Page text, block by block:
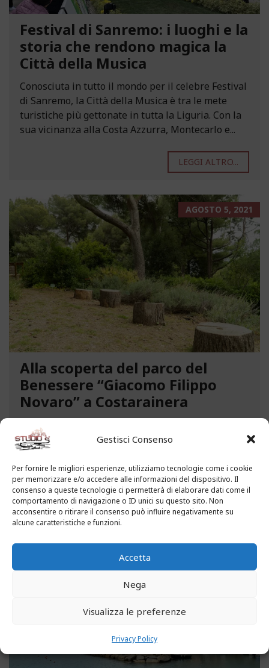
Gestisci Consenso
Per fornire le migliori esperienze, utilizziamo tecnologie come i cookie
per memorizzare e/o accedere alle informazioni del dispositivo. Il
consenso a queste tecnologie ci permetterà di elaborare dati come il
comportamento di navigazione o ID unici su questo sito. Non
acconsentire o ritirare il consenso può influire negativamente su
alcune caratteristiche e funzioni.
Accetta
Nega
Visualizza le preferenze
Privacy Policy
Festival di Sanremo: i luoghi e la
storia che rendono magica la
Città della Musica
Conosciuta in tutto il mondo per il celebre Festival
di Sanremo, la Città della Musica è tra le mete
turistiche più gettonate in tutta la Liguria. Con la
sua vicinanza alla Costa Azzurra, Montecarlo e...
LEGGI ALTRO...
AGOSTO 5, 2021
Alla scoperta del parco del
Benessere “Giacomo Filippo
Novaro” a Costarainera
A pochi passi dal mare, un angolo verde di
paradiso affascina i visitatori. Stiamo parlando del
Parco del Benessere “Giacomo Filippo Novaro” di
Costarainera nella Riviera dei Fiori. Un tempo
parco degli ex ospedali Novaro e...
LEGGI ALTRO...